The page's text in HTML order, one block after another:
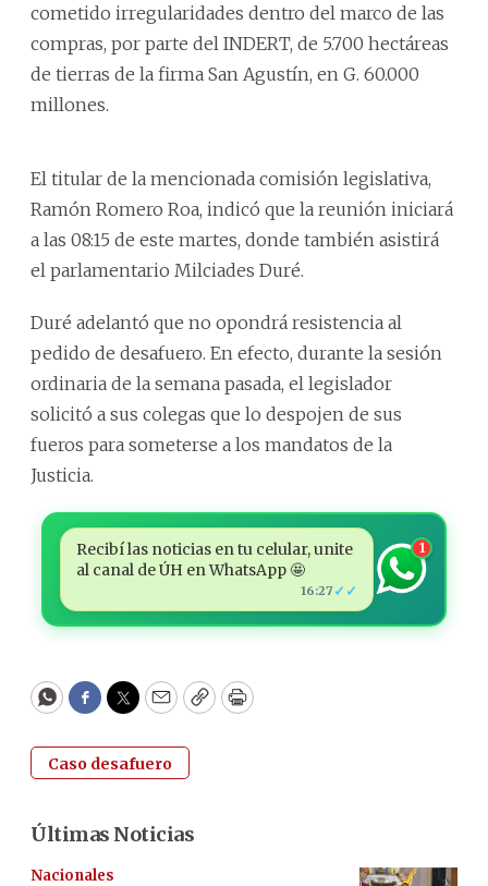
cometido irregularidades dentro del marco de las
compras, por parte del INDERT, de 5.700 hectáreas
de tierras de la firma San Agustín, en G. 60.000
millones.
El titular de la mencionada comisión legislativa,
Ramón Romero Roa, indicó que la reunión iniciará
a las 08:15 de este martes, donde también asistirá
el parlamentario Milciades Duré.
Duré adelantó que no opondrá resistencia al
pedido de desafuero. En efecto, durante la sesión
ordinaria de la semana pasada, el legislador
solicitó a sus colegas que lo despojen de sus
fueros para someterse a los mandatos de la
Justicia.
Recibí las noticias en tu celular, unite
al canal de ÚH en WhatsApp 🤩
16:27 ✓✓
1
WhatsApp
Facebook
Twitter
EmailCopyPrint
Caso desafuero
Últimas Noticias
Nacionales